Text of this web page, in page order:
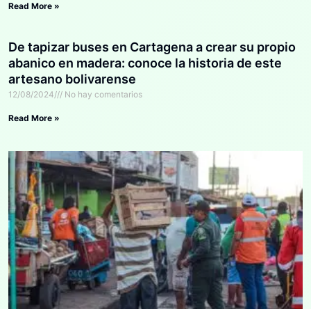
Read More »
De tapizar buses en Cartagena a crear su propio
abanico en madera: conoce la historia de este
artesano bolivarense
12/08/2024 No hay comentarios
Read More »